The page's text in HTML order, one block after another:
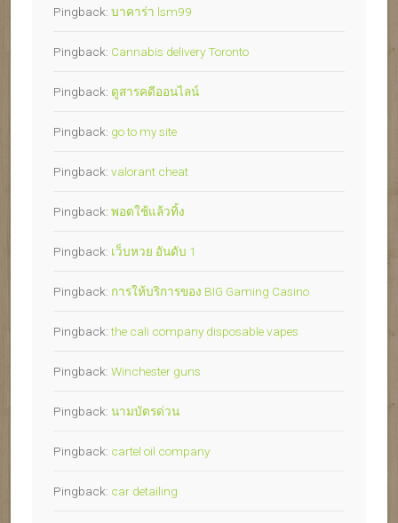
Pingback: บาคาร่า lsm99
Pingback: Cannabis delivery Toronto
Pingback: ดูสารคดีออนไลน์
Pingback: go to my site
Pingback: valorant cheat
Pingback: พอตใช้แล้วทิ้ง
Pingback: เว็บหวย อันดับ 1
Pingback: การให้บริการของ BIG Gaming Casino
Pingback:the cali company disposable vapes
Pingback: Winchester guns
Pingback: นามบัตรด่วน
Pingback: cartel oil company
Pingback: car detailing